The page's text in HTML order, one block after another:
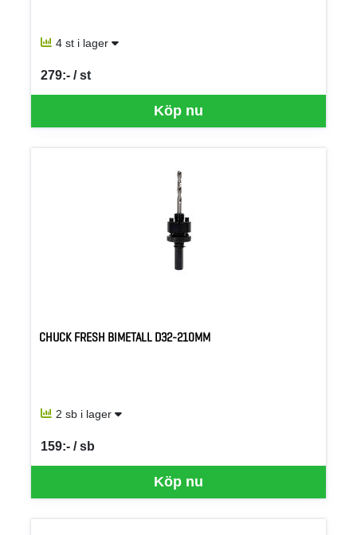
4 st i lager
Köp nu
279:- / st
SEK per ST
CHUCK FRESH BIMETALL D32-210MM
2 sb i lager
Köp nu
159:- / sb
SEK per SB